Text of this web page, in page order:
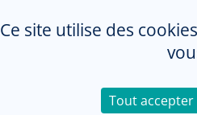
Penser à vous
jeunes parents que
Ce site utilise des
Tout accepter